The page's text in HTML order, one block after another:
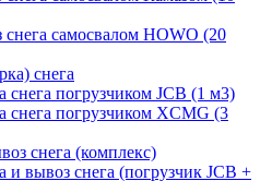
самосвалом HOWO (20
снега
снега погрузчиком JCB (1 м3)
снега погрузчиком XCMG (3
снега (комплекс)
и вывоз снега (погрузчик JCB +